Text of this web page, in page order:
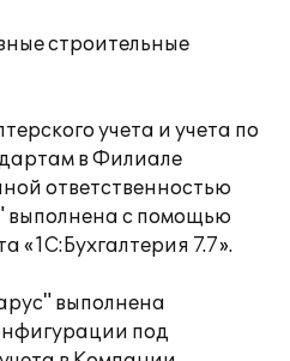
строительные
учета и учета по
в Филиале
ответственностью
с помощью
«1С:Бухгалтерия 7.7».
выполнена
под